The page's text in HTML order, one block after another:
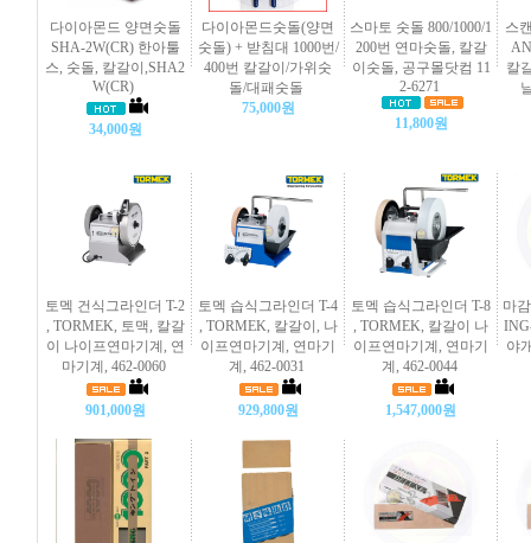
다이아몬드 양면숫돌
SHA-2W(CR) 한아툴
스, 숫돌, 칼갈이,SHA2
W(CR)
34,000원
다이아몬드숫돌(양면
숫돌) + 받침대 1000번/
400번 칼갈이/가위숫
돌/대패숫돌
75,000원
스마토 숫돌 800/1000/1
200번 연마숫돌, 칼갈
이숫돌, 공구몰닷컴 11
2-6271
11,800원
스
칼
토멕 건식그라인더 T-2
, TORMEK, 토맥, 칼갈
이 나이프연마기계, 연
마기계, 462-0060
901,000원
토멕 습식그라인더 T-4
, TORMEK, 칼갈이, 나
이프연마기계, 연마기
계, 462-0031
929,800원
토멕 습식그라인더 T-8
, TORMEK, 칼갈이 나
이프연마기계, 연마기
계, 462-0044
1,547,000원
마
야